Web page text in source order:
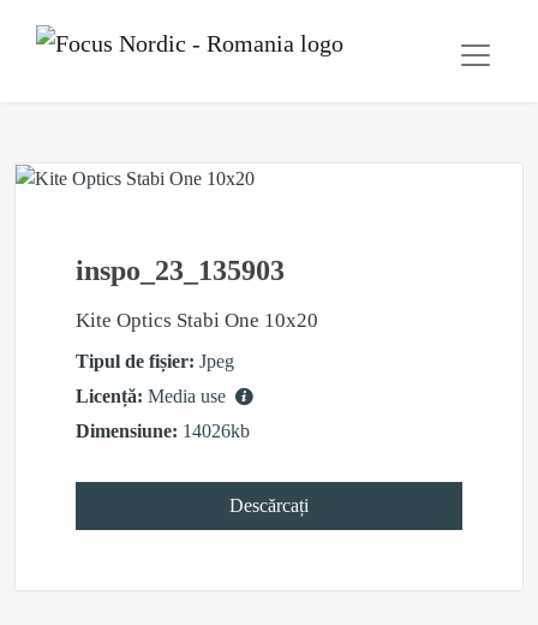
inspo_23_135903
Kite Optics Stabi One 10x20
Tipul de fișier: Jpeg
Licență: Media use
Dimensiune: 14026kb
Descărcați